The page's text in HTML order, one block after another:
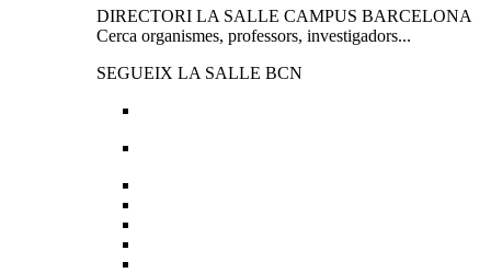
DIRECTORI LA SALLE CAMPUS BARCELONA
Cerca organismes, professors, investigadors...
SEGUEIX LA SALLE BCN